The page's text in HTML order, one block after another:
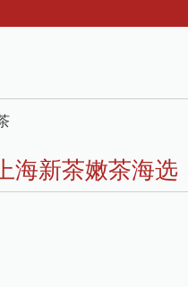
海新茶嫩茶海选